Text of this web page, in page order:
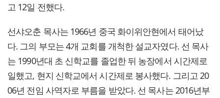
고 12일 전했다.
선샤오춘 목사는 1966년 중국 화이위안현에서 태어났
다. 그의 부모는 4개 교회를 개척한 설교자였다. 선 목사
는 1990년대 초 신학교를 졸업한 뒤 농장에서 시간제로
일했고, 현지 신학교에서 시간제로 봉사했다. 그리고 20
06년 전임 사역자로 부름을 받았다. 선 목사는 2016년부